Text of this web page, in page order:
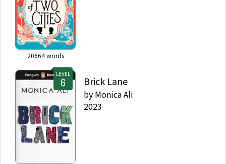
20664words
LEVEL
Brick Lane
by Monica Ali
2023